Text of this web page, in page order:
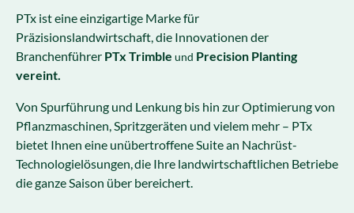
PTx ist eine einzigartige Marke für
Präzisionslandwirtschaft, die Innovationen der
Branchenführer PTx Trimble und Precision Planting
vereint.
Von Spurführung und Lenkung bis hin zur Optimierung von
Pflanzmaschinen, Spritzgeräten und vielem mehr – PTx
bietet Ihnen eine unübertroffene Suite an Nachrüst-
Technologielösungen, die Ihre landwirtschaftlichen Betriebe
die ganze Saison über bereichert.